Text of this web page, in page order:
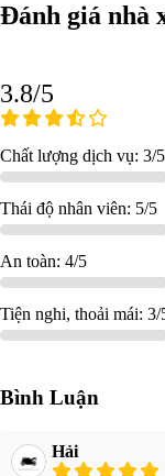
Đánh giá nhà
3.8/5
Chất lượng dịch vụ: 3/5
Thái độ nhân viên: 5/5
An toàn: 4/5
Tiện nghi, thoải mái: 3/
Bình Luận
Hải